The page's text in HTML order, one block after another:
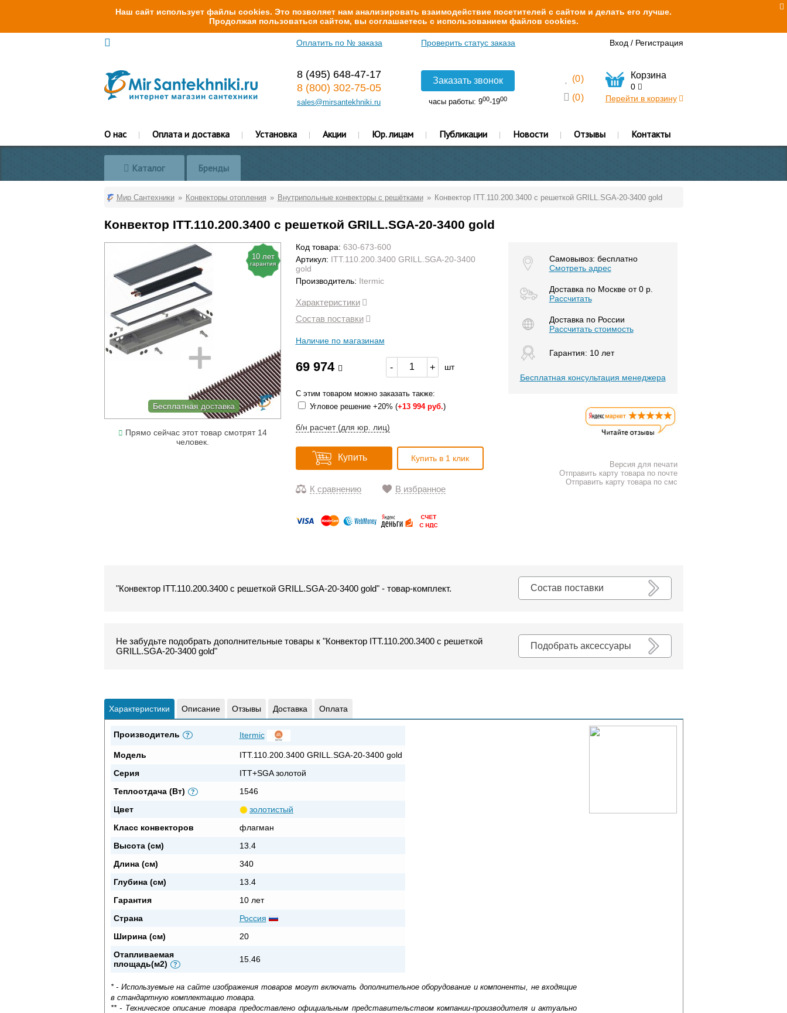
Наш сайт использует файлы cookies. Это позволяет нам анализировать взаимодействие посетителей с сайтом и делать его лучше.
Продолжая пользоваться сайтом, вы соглашаетесь с использованием файлов cookies.
Оплатить по № заказа Проверить статус заказа Вход / Регистрация
8 (495) 648-47-17
8 (800) 302-75-05
sales@mirsantekhniki.ru
Заказать звонок
часы работы: 900-1900
(0)
(0)
Корзина
0
Перейти в корзину
О нас Оплата и доставка Установка Акции Юр. лицам Публикации Новости Отзывы Контакты
Каталог Бренды
Мир Сантехники Конвекторы отопления Внутрипольные конвекторы с решётками Конвектор ITT.110.200.3400 с решеткой GRILL.SGA-20-3400 gold
Конвектор ITT.110.200.3400 с решеткой GRILL.SGA-20-3400 gold
10 лет
гарантия
Бесплатная доставка
Прямо сейчас этот товар смотрят 14
человек.
Код товара: 630-673-600
Артикул: ITT.110.200.3400 GRILL.SGA-20-3400
gold
Производитель: Itermic
Характеристики
Состав поставки
Наличие по магазинам
69 974 - + шт
С этим товаром можно заказать также:
Угловое решение +20% (+13 994 руб.)
б/н расчет (для юр. лиц)
Купить Купить в 1 клик
К сравнению В избранное
Самовывоз: бесплатно
Смотреть адрес
Доставка по Москве от 0 р.
Расcчитать
Доставка по России
Рассчитать стоимость
Гарантия: 10 лет
Бесплатная консультация менеджера
Версия для печати
Отправить карту товара по почте
Отправить карту товара по смс
Состав поставки
"Конвектор ITT.110.200.3400 с решеткой GRILL.SGA-20-3400 gold" - товар-комплект.
Подобрать аксессуары
Не забудьте подобрать дополнительные товары к "Конвектор ITT.110.200.3400 с решеткой
GRILL.SGA-20-3400 gold"
Характеристики Описание Отзывы Доставка Оплата
Производитель ? Itermic
Модель
ITT.110.200.3400 GRILL.SGA-20-3400 gold
Серия
ITT+SGA золотой
Теплоотдача (Вт)
?
1546
Цвет
золотистый
Класс конвекторов
флагман
Высота (см)
13.4
Длина (см)
340
Глубина (см)
13.4
Гарантия
10 лет
Страна
Россия
Ширина (см)
20
Отапливаемая
площадь(м2)
?
15.46
* - Используемые на сайте изображения товаров могут включать дополнительное оборудование и компоненты, не входящие
в стандартную комплектацию товара.
** - Техническое описание товара предоставлено официальным представительством компании-производителя и актуально